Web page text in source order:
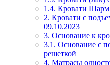
1.4. Кровати Шарм
2. Кровати с
09.10.2023
3. Основание к
3.1. Основание с
решеткой
4. Матрасы